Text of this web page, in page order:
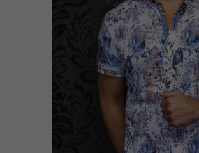
Maillots de Bain
Sous-Vêtements